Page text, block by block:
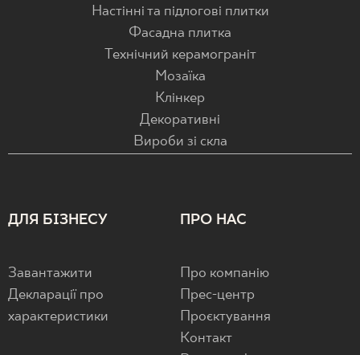
Настінні та підлогові плитки
Фасадна плитка
Технічний керамограніт
Мозаїка
Клінкер
Декоративні
Вироби зі скла
ДЛЯ БІЗНЕСУ
Завантажити
Декларації про
характеристики
ПРО НАС
Про компанію
Прес-центр
Проєктування
Контакт